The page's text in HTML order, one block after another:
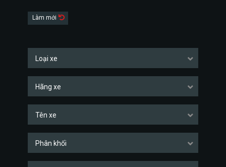
Làm mới
Loại xe
Hãng xe
Tên xe
Phân khối